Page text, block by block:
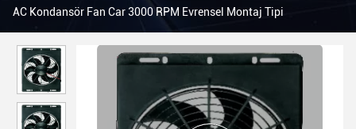
AC Kondansör Fan Car 3000 RPM Evrensel Montaj Tipi